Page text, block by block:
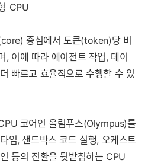
CPU
중심에서 토큰(token)당 비
, 이에 따라 에이전트 작업, 데이
빠르고 효율적으로 수행할 수 있
코어인 올림푸스(Olympus)를
임, 샌드박스 코드 실행, 오케스트
등의 전환을 뒷받침하는 CPU